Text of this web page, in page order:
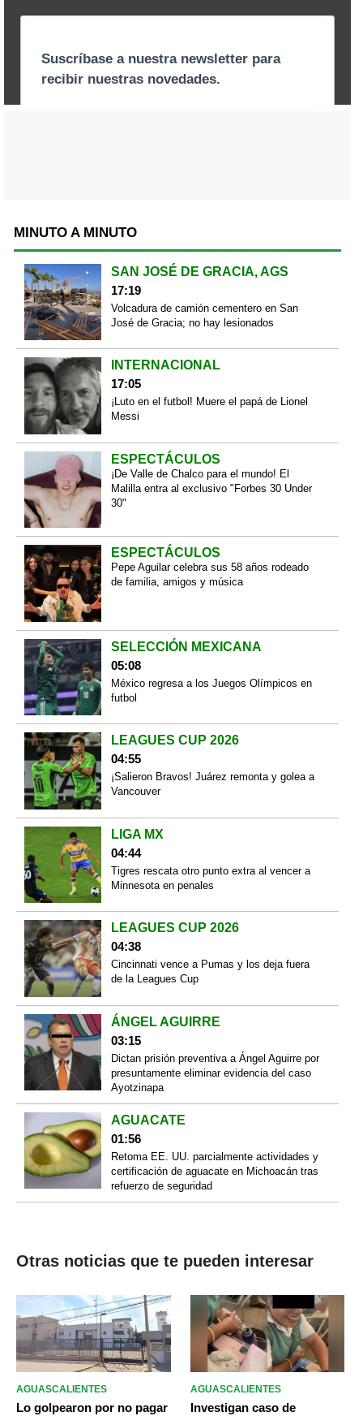
MINUTO A MINUTO
SAN JOSÉ DE GRACIA, AGS
17:19
Volcadura de camión cementero en San
José de Gracia; no hay lesionados
INTERNACIONAL
17:05
¡Luto en el futbol! Muere el papá de Lionel
Messi
ESPECTÁCULOS
¡De Valle de Chalco para el mundo! El
Malilla entra al exclusivo "Forbes 30 Under
30"
ESPECTÁCULOS
Pepe Aguilar celebra sus 58 años rodeado
de familia, amigos y música
SELECCIÓN MEXICANA
05:08
México regresa a los Juegos Olímpicos en
futbol
LEAGUES CUP 2026
04:55
¡Salieron Bravos! Juárez remonta y golea a
Vancouver
LIGA MX
04:44
Tigres rescata otro punto extra al vencer a
Minnesota en penales
LEAGUES CUP 2026
04:38
Cincinnati vence a Pumas y los deja fuera
de la Leagues Cup
ÁNGEL AGUIRRE
03:15
Dictan prisión preventiva a Ángel Aguirre por
presuntamente eliminar evidencia del caso
Ayotzinapa
AGUACATE
01:56
Retoma EE. UU. parcialmente actividades y
certificación de aguacate en Michoacán tras
refuerzo de seguridad
Otras noticias que te pueden interesar
AGUASCALIENTES
Lo golpearon por no pagar
AGUASCALIENTES
Investigan caso de